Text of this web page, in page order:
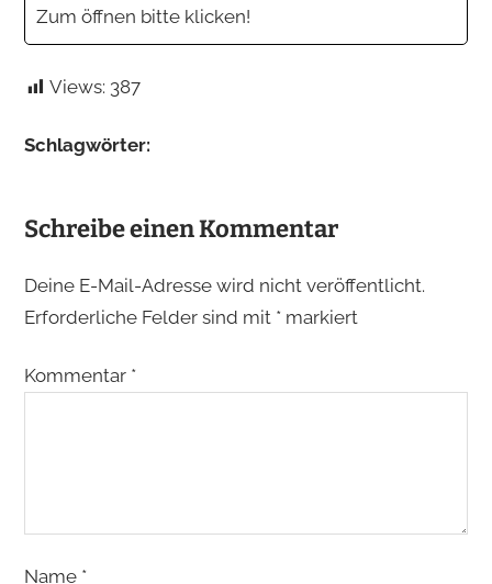
Zum öffnen bitte klicken!
Views: 387
Schlagwörter:
Schreibe einen Kommentar
Deine E-Mail-Adresse wird nicht veröffentlicht.
Erforderliche Felder sind mit *markiert
Kommentar *
Name *